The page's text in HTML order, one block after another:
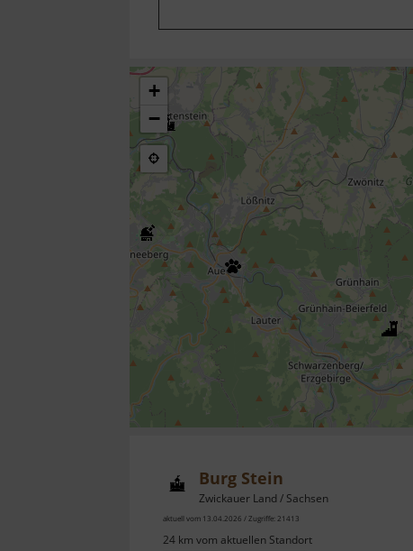
+
−
Burg Stein
Zwickauer Land / Sachsen
aktuell vom 13.04.2026 / Zugriffe: 21413
24 km vom aktuellen Standort